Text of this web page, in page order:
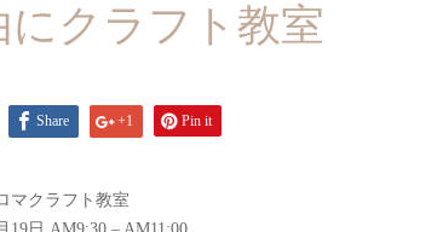
にクラフト教室
Share +1 Pin it
マクラフト教室